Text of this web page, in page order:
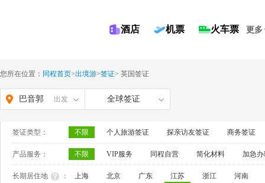
酒店 机票 火车票 更多
您所在位置： 同程首页>出境游>签证> 英国签证
巴音郭 出发 全球签证
签证类型： 不限 个人旅游签证 探亲访友签证 商务签证
产品服务： 不限 VIP服务 同程自营 简化材料 加急
长期居住地 ： 上海 北京 广东 江苏 浙江
河南